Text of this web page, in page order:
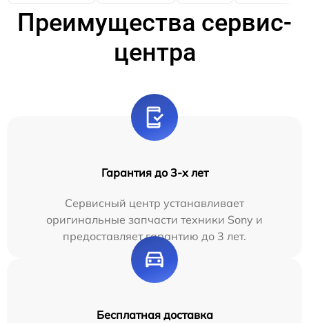
Преимущества сервис-
центра
Гарантия до 3-х лет
Сервисный центр устанавливает
оригинальные запчасти техники Sony и
предоставляет гарантию до 3 лет.
Бесплатная доставка